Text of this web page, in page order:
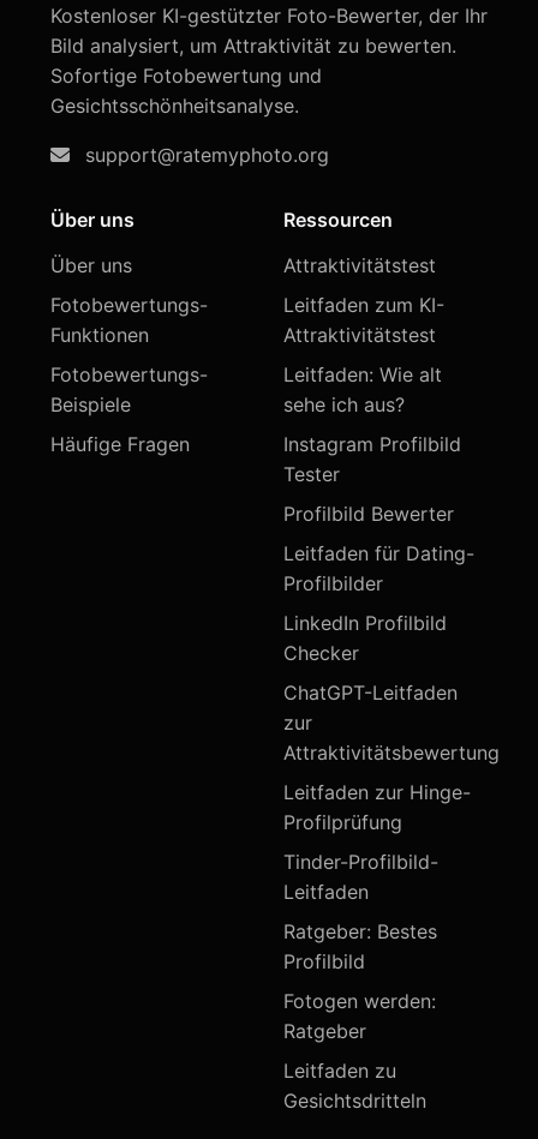
Kostenloser KI-gestützter Foto-Bewerter, der Ihr
Bild analysiert, um Attraktivität zu bewerten.
Sofortige Fotobewertung und
Gesichtsschönheitsanalyse.
support@ratemyphoto.org
Über uns
Über uns
Fotobewertungs-
Funktionen
Fotobewertungs-
Beispiele
Häufige Fragen
Ressourcen
Attraktivitätstest
Leitfaden zum KI-
Attraktivitätstest
Leitfaden: Wie alt
sehe ich aus?
Instagram Profilbild
Tester
Profilbild Bewerter
Leitfaden für Dating-
Profilbilder
LinkedIn Profilbild
Checker
ChatGPT-Leitfaden
zur
Attraktivitätsbewertung
Leitfaden zur Hinge-
Profilprüfung
Tinder-Profilbild-
Leitfaden
Ratgeber: Bestes
Profilbild
Fotogen werden:
Ratgeber
Leitfaden zu
Gesichtsdritteln